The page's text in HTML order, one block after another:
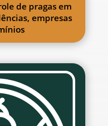
de pragas em
empresas